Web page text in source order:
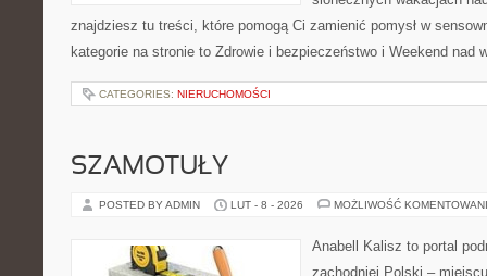
znajdziesz tu treści, które pomogą Ci zamienić pomysł w
kategorie na stronie to Zdrowie i bezpieczeństwo i Weekend nad
CATEGORIES: NIERUCHOMOŚCI
SZAMOTUŁY
POSTED BY ADMIN LUT - 8 - 2026 MOŻLIWOŚĆ
Anabell Kalisz to portal
zachodniej Polski –